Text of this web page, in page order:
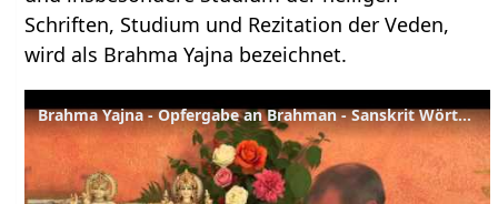
Schriften, Studium und Rezitation der Veden,
wird als Brahma Yajna bezeichnet.
Brahma Yajna - Opfergabe an Brahman - Sanskrit Wörterbuch